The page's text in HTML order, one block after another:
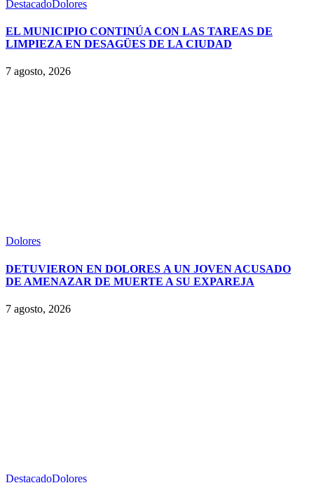
DestacadoDolores
EL MUNICIPIO CONTINÚA CON LAS TAREAS DE
LIMPIEZA EN DESAGÜES DE LA CIUDAD
7 agosto, 2026
Dolores
DETUVIERON EN DOLORES A UN JOVEN ACUSADO
DE AMENAZAR DE MUERTE A SU EXPAREJA
7 agosto, 2026
DestacadoDolores